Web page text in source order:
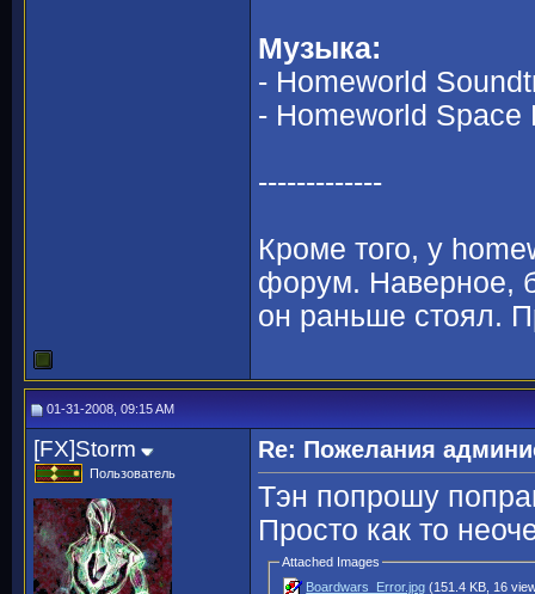
Музыка:
- Homeworld
- Homeworld Space
-------------
Кроме того, у
форум. Наверное,
он раньше стоял.
01-31-2008, 09:15 AM
[FX]Storm
Пользователь
Re: Пожелания
Тэн попрошу
Просто как то
Attached Images
Boardwars_Error.jpg (151.4 KB, 16